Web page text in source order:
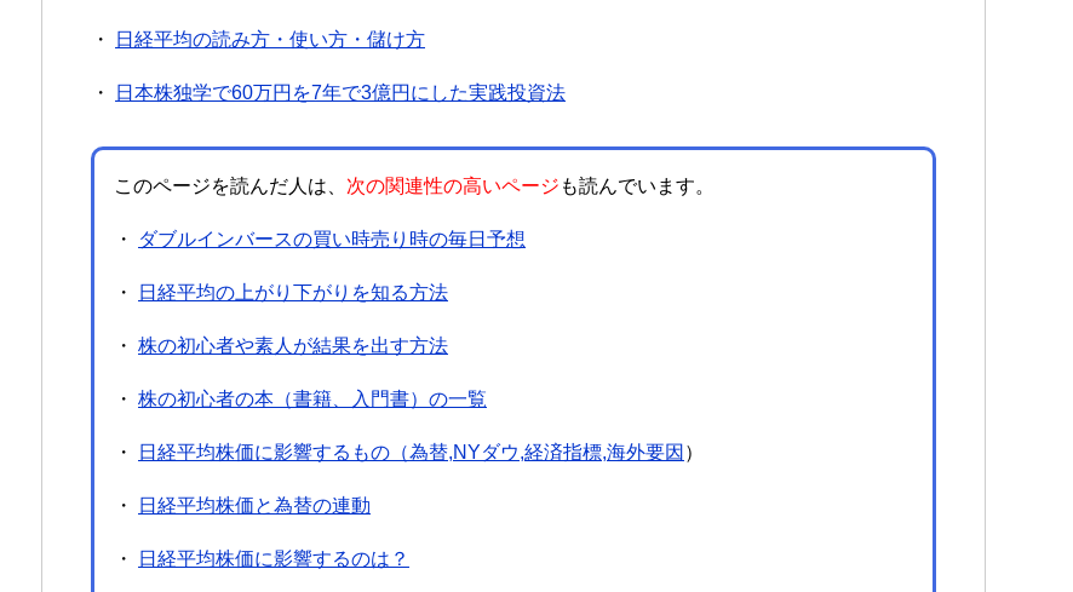
・ 日経平均の読み方・使い方・儲け方
・ 日本株独学で60万円を7年で3億円にした実践投資法
このページを読んだ人は、 次の関連性の高いページ も読んでいます。
・ ダブルインバースの買い時売り時の毎日予想
・ 日経平均の上がり下がりを知る方法
・ 株の初心者や素人が結果を出す方法
・ 株の初心者の本（書籍、入門書）の一覧
・ 日経平均株価に影響するもの（為替,NYダウ,経済指標,海外要因 ）
・ 日経平均株価と為替の連動
・ 日経平均株価に影響するのは？